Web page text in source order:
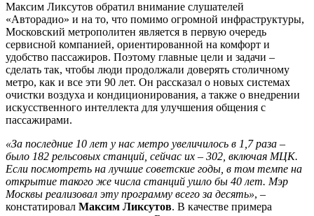
Максим Ликсутов обратил внимание слушателей
«Авторадио» и на то, что помимо огромной инфраструктуры,
Московский метрополитен является в первую очередь
сервисной компанией, ориентированной на комфорт и
удобство пассажиров. Поэтому главные цели и задачи –
сделать так, чтобы люди продолжали доверять столичному
метро, как и все эти 90 лет. Он рассказал о новых системах
очистки воздуха и кондиционирования, а также о внедрении
искусственного интеллекта для улучшения общения с
пассажирами.
«За последние 10 лет у нас метро увеличилось в 1,7 раза –
было 182 рельсовых станций, сейчас их – 302, включая МЦК.
Если посмотреть на лучшие советские годы, в том темпе на
открытие такого же числа станций ушло бы 40 лет. Мэр
Москвы реализовал эту программу всего за десять», –
констатировал Максим Ликсутов. В качестве примера